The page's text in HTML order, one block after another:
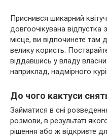
Приснився шикарний
довгоочікувана відпустка
місце, ви відпочинете
велику користь.
віддавшись у владу
наприклад, надмірного
До чого кактуси
Займатися в сні
розмови, в результаті
рішення або ж відкриєте